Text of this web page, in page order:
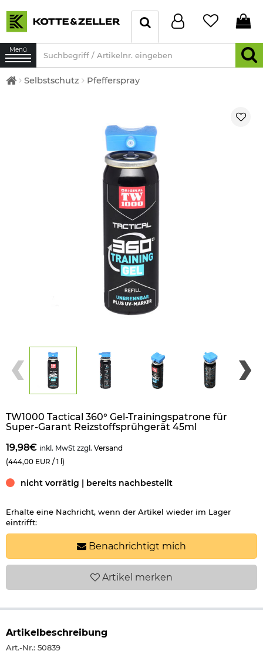
Menü
Selbstschutz Pfefferspray
TW1000 Tactical 360° Gel-Trainingspatrone für
Super-Garant Reizstoffsprühgerät 45ml
19,98€ inkl. MwSt zzgl. Versand
(444,00 EUR / 1 l)
nicht vorrätig | bereits nachbestellt
Erhalte eine Nachricht, wenn der Artikel wieder im Lager
eintrifft:
Benachrichtigt mich
Artikel merken
Artikelbeschreibung
Art.-Nr.: 50839